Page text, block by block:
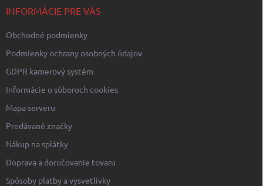
INFORMÁCIE PRE VÁS
Obchodné podmienky
Podmienky ochrany osobných údajov
GDPR kamerový systém
Informácie o súboroch cookies
Mapa serveru
Predávané značky
Nákup na splátky
Doprava a doručovanie tovaru
Spôsoby platby a vysvetlívky